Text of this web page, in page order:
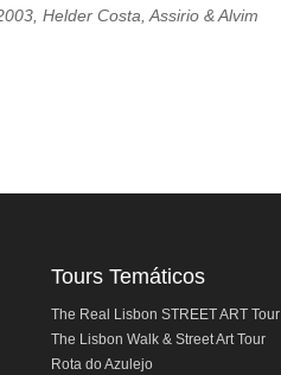
Helder Costa, Assirio & Alvim
Tours Temáticos
The Real Lisbon STREET ART Tour
The Lisbon Walk & Street Art Tour
Rota do Azulejo